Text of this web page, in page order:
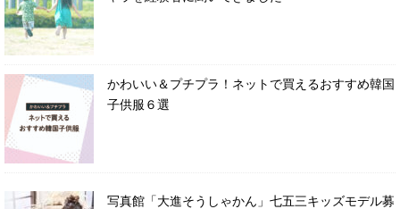
かわいい＆プチプラ！ネットで買えるおすすめ韓国
子供服６選
写真館「大進そうしゃかん」七五三キッズモデル募